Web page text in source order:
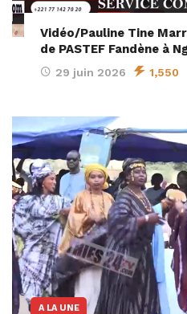
Vidéo/Pauline Tine
de PASTEF Fandène à
29 juin 2026 1,550
A LA UNE